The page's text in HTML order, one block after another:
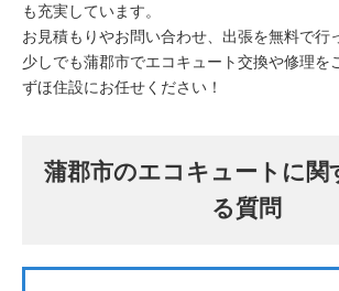
も充実しています。
お見積もりやお問い合わせ、出張を無料で行
少しでも蒲郡市でエコキュート交換や修理を
ずほ住設にお任せください！
蒲郡市のエコキュートに関
る質問